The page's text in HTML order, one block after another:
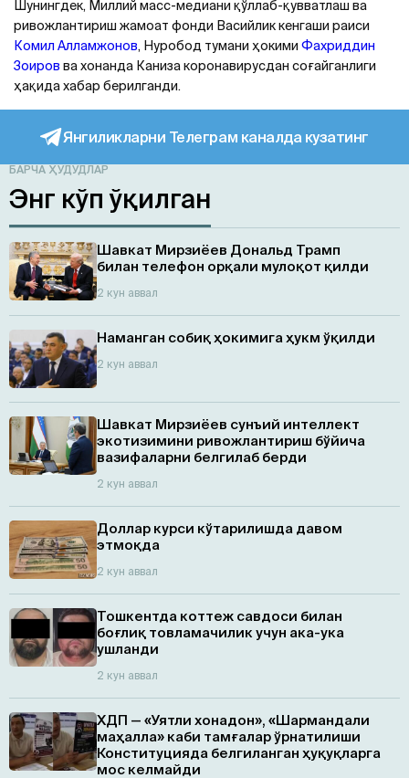
Шунингдек, Миллий масс-медиани қўллаб-қувватлаш ва
ривожлантириш жамоат фонди Васийлик кенгаши раиси
Комил Aлламжонов, Нуробод тумани ҳокими Фахриддин
Зоиров ва хонанда Каниза коронавирусдан соғайганлиги
ҳақида хабар берилганди.
Янгиликларни Телеграм каналда кузатинг
БАРЧА ҲУДУДЛАР
Энг кўп ўқилган
Шавкат Мирзиёев Дональд Трамп
билан телефон орқали мулоқот қилди
2 кун аввал
Наманган собиқ ҳокимига ҳукм ўқилди
2 кун аввал
Шавкат Мирзиёев сунъий интеллект
экотизимини ривожлантириш бўйича
вазифаларни белгилаб берди
2 кун аввал
Доллар курси кўтарилишда давом
этмоқда
2 кун аввал
Тошкентда коттеж савдоси билан
боғлиқ товламачилик учун ака-ука
ушланди
2 кун аввал
ХДП — «Уятли хонадон», «Шармандали
маҳалла» каби тамғалар ўрнатилиши
Конституцияда белгиланган ҳуқуқларга
мос келмайди